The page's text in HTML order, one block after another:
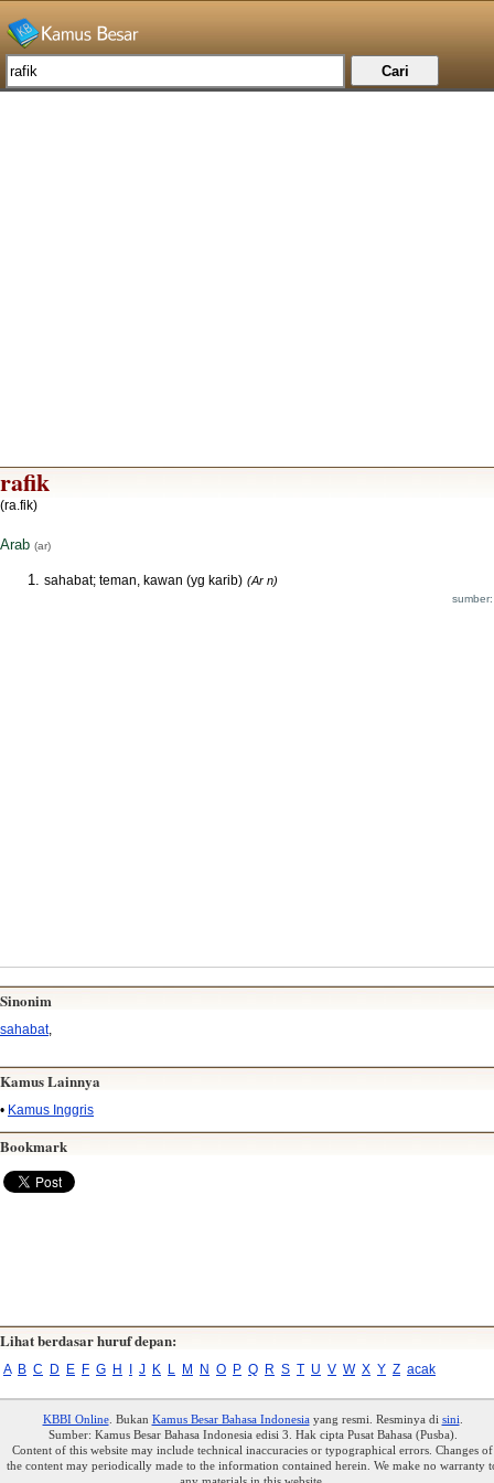
rafik
(ra.fik)
Arab (ar)
sahabat; teman, kawan (yg karib) (Ar n)
Sinonim
sahabat,
Kamus Lainnya
• Kamus Inggris
Bookmark
Lihat berdasar huruf depan:
A B C D E F G H J K L M N O P Q R S T U V W X Y Z acak
KBBI Online. Bukan Kamus Besar Bahasa Indonesiayang resmi. Resminya di sini
Sumber: Kamus Besar Bahasa Indonesia edisi 3. Hak cipta Pusat Bahasa (Pusba).
Content of this website may include technical inaccuracies or typographical errors. Changes of
the content may periodically made to the information contained herein. We make no warranty